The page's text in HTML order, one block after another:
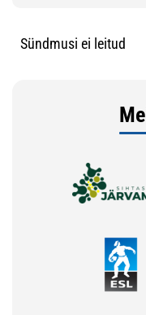
Sündmusi ei leitud